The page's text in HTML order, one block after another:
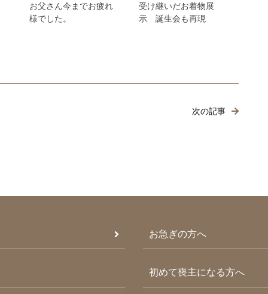
お父さん今までお疲れ
様でした。
受け継いだお着物展
示 誕生会も再現
次の記事
お急ぎの方へ
初めて喪主になる方へ